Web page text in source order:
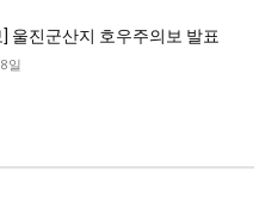
울진군산지 호우주의보 발표
일